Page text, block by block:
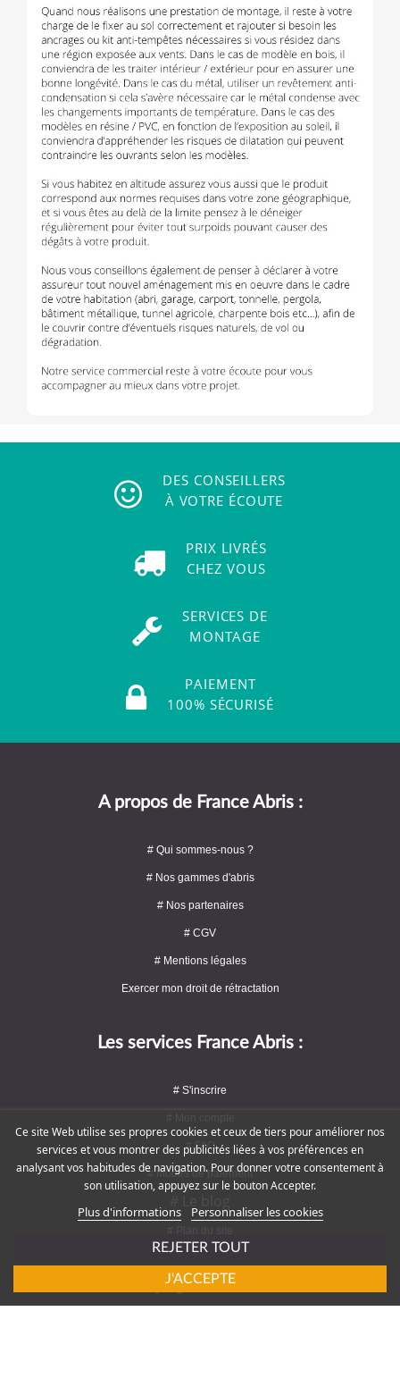
DES CONSEILLERS
À VOTRE ÉCOUTE
PRIX LIVRÉS
CHEZ VOUS
SERVICES DE
MONTAGE
PAIEMENT
100% SÉCURISÉ
A propos de France Abris :
# Qui sommes-nous ?
# Nos gammes d'abris
# Nos partenaires
# CGV
# Mentions légales
Exercer mon droit de rétractation
Les services France Abris :
# S'inscrire
# FAQ
# Modes de paiement
Rejoignez-nous !
Ce site Web utilise ses propres cookies et ceux de tiers pour améliorer nos
services et vous montrer des publicités liées à vos préférences en
analysant vos habitudes de navigation. Pour donner votre consentement à
son utilisation, appuyez sur le bouton Accepter.
Plus d'informations Personnaliser les cookies
REJETER TOUT
J'ACCEPTE